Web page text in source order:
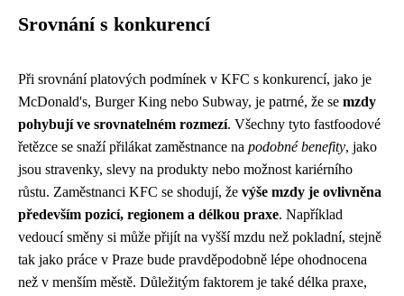
Srovnání s konkurencí
Při srovnání platových podmínek v KFC s konkurencí, jako je
McDonald's, Burger King nebo Subway, je patrné, že se mzdy
pohybují ve srovnatelném rozmezí. Všechny tyto fastfoodové
řetězce se snaží přilákat zaměstnance na podobné benefity, jako
jsou stravenky, slevy na produkty nebo možnost kariérního
růstu. Zaměstnanci KFC se shodují, že výše mzdy je ovlivněna
především pozicí, regionem a délkou praxe. Například
vedoucí směny si může přijít na vyšší mzdu než pokladní, stejně
tak jako práce v Praze bude pravděpodobně lépe ohodnocena
než v menším městě. Důležitým faktorem je také délka praxe,